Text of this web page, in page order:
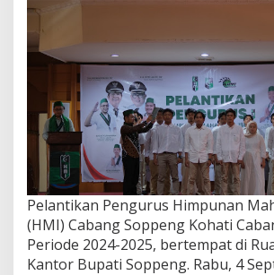
Pelantikan Pengurus Himpunan
(HMI) Cabang Soppeng Kohati
Periode 2024-2025, bertempat di
Kantor Bupati Soppeng. Rabu, 4